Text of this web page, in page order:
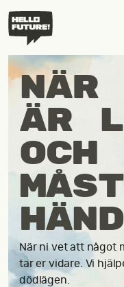
Våra
Case
podden
När
är
och
När ni vet att något
tar er vidare. Vi
dödlägen.